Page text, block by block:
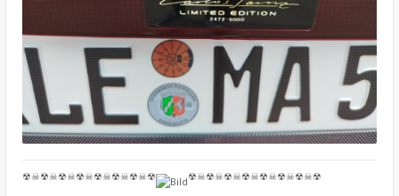
☢☠☢☠☢☠☢☠☢☠☢☠☢☠☢ ☢☠☢☠☢☠☢☠☢☠☢☠☢☠☢